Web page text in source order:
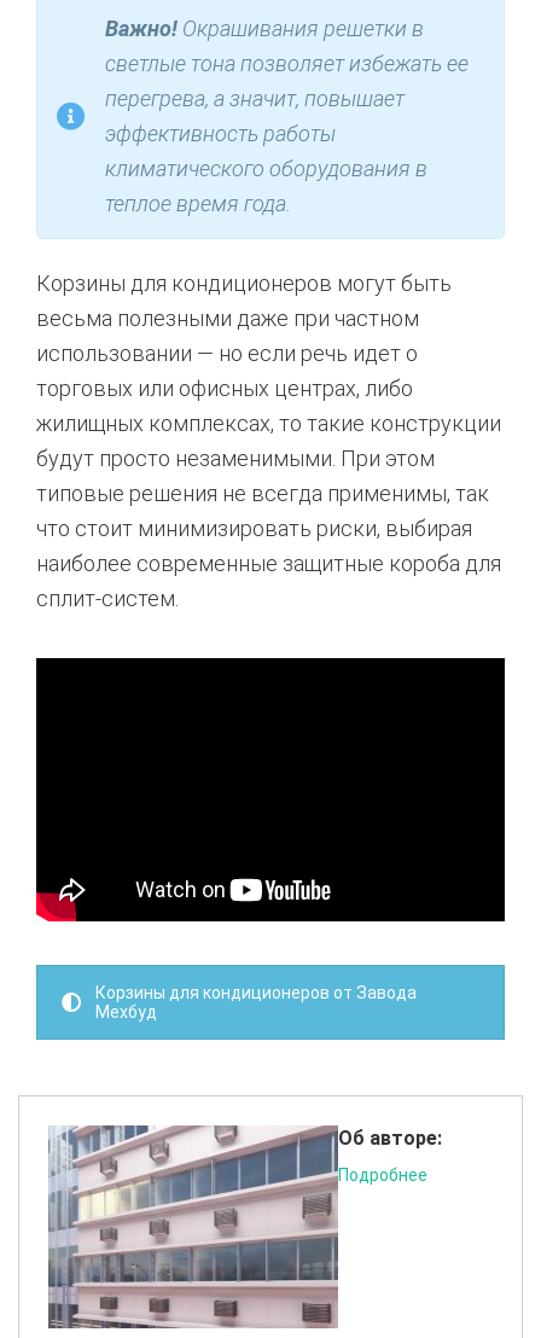
Важно! Окрашивания решетки в
светлые тона позволяет избежать ее
перегрева, а значит, повышает
эффективность работы
климатического оборудования в
теплое время года.
Корзины для кондиционеров могут быть
весьма полезными даже при частном
использовании — но если речь идет о
торговых или офисных центрах, либо
жилищных комплексах, то такие конструкции
будут просто незаменимыми. При этом
типовые решения не всегда применимы, так
что стоит минимизировать риски, выбирая
наиболее современные защитные короба для
сплит-систем.
Корзины для кондиционеров от Завода
Мехбуд
Об авторе:
Подробнее